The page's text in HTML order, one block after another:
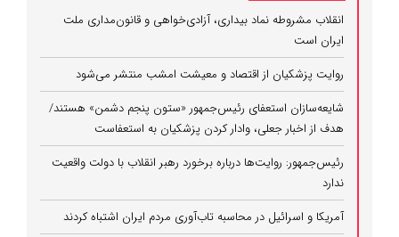
انقلاب مشروطه نماد بیداری، آزادی‌خواهی و قانون‌مداری ملت
ایران است
روایت پزشکیان از اقتصاد و معیشت امشب منتشر می‌شود
شایعه‌سازان استعفای رئیس‌جمهور «ستون پنجم دشمن» هستند/
هدف از اخبار جعلی، وادار کردن پزشکیان به استعفاست
رئیس‌جمهور: روایت‌ها درباره برخورد رهبر انقلاب با دولت واقعیت
ندارد
آمریکا و اسرائیل در محاسبه تاب‌آوری مردم ایران اشتباه کردند